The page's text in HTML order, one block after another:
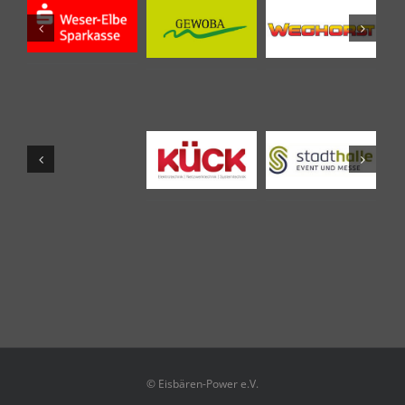
© Eisbären-Power e.V.